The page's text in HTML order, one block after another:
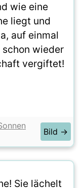
wie eine
liegt und
auf einmal
schon wieder
vergiftet!
Bild →
Sie lächelt